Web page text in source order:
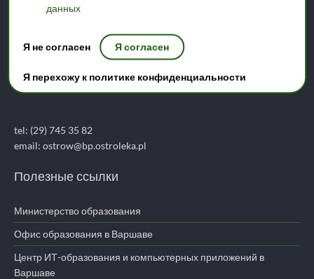
Педагогическая библиотека в Остроленке
07-300 Остров Мазовецкий
tel: (29) 745 35 82
email: ostrow@bp.ostroleka.pl
Полезные ссылки
Министерство образования
Офис образования в Варшаве
Центр ИТ-образования и компьютерных приложений в
Варшаве
данных
Я не согласен Я согласен
Я перехожу к политике конфиденциальности